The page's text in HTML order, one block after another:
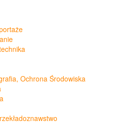
Ochrona Środowiska